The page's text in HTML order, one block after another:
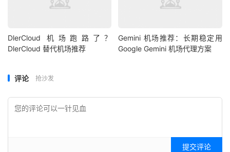
DlerCloud 机场跑路了？
DlerCloud 替代机场推荐
Gemini 机场推荐：长期稳定用
Google Gemini 机场代理方案
评论 抢沙发
提交评论